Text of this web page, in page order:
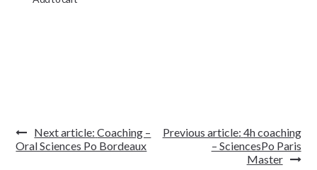
de
Previous article: 4h coaching
– SciencesPo Paris
Master
Next article: Coaching –
Oral Sciences Po Bordeaux